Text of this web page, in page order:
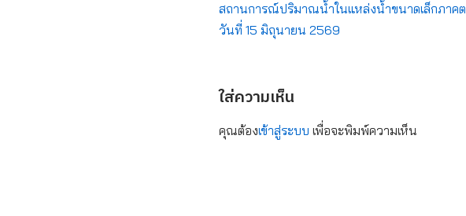
สถานการณ์ปริมาณน้ำในแหล่งน้ำขนาดเล็กภาค
วันที่ 15 มิถุนายน 2569
ใส่ความเห็น
คุณต้องเข้าสู่ระบบ เพื่อจะพิมพ์ความเห็น